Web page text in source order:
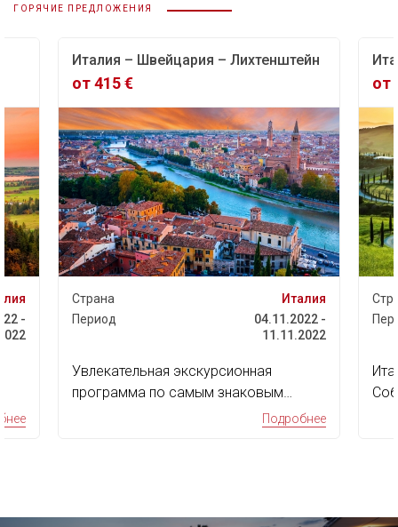
ГОРЯЧИЕ ПРЕДЛОЖЕНИЯ
– Лихтенштейн
Италия
04.11.2022 -
знаковым
Италия Классика!
Италия – потрясающее
Собираясь сюда в отпуск,
уверены: ...